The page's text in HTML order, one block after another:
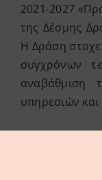
2021-2027
της Δέσμης
Η Δράση
συγχρόνων
αναβάθμιση
υπηρεσιών